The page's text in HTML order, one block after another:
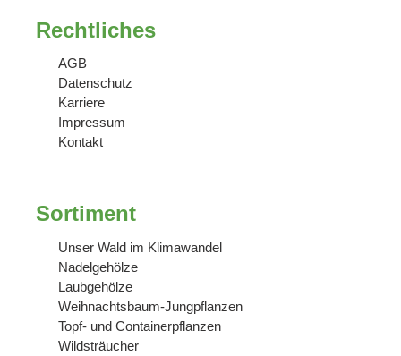
Rechtliches
AGB
Datenschutz
Karriere
Impressum
Kontakt
Sortiment
Unser Wald im Klimawandel
Nadelgehölze
Laubgehölze
Weihnachtsbaum-Jungpflanzen
Topf- und Containerpflanzen
Wildsträucher